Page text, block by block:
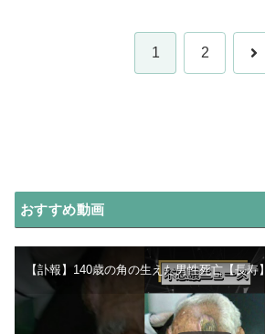
1 2 次
おすすめ動画
【訃報】140歳の角の生えた男性死亡【長寿】